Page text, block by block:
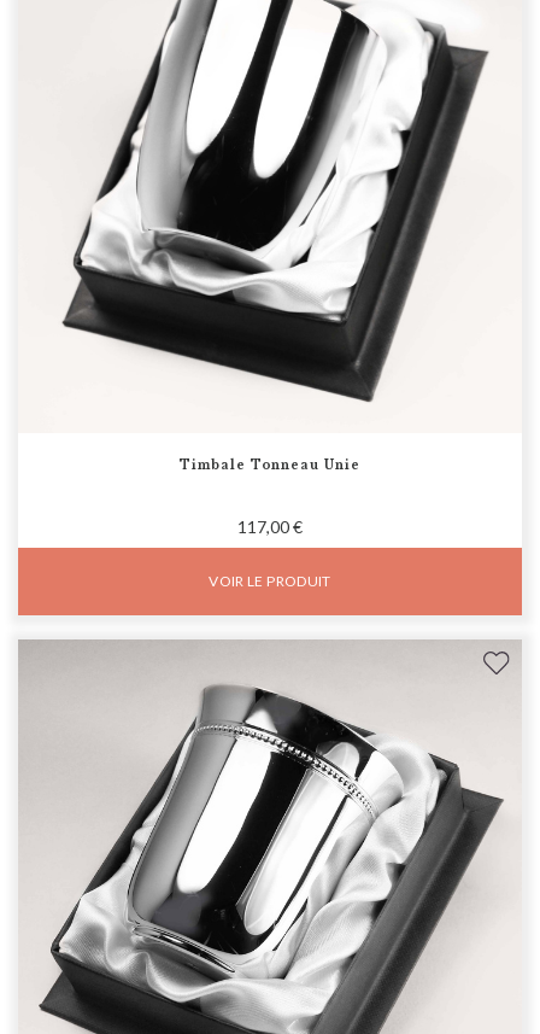
Timbale Tonneau Unie
117,00 €
VOIR LE PRODUIT